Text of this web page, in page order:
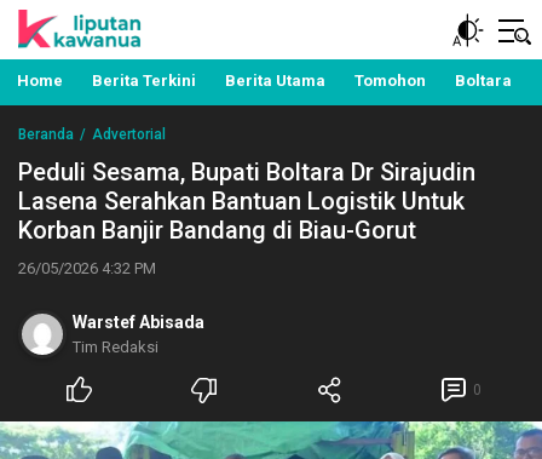
Liputan Kawanua
Berita Manado, Sulawesi Utara, Kawanua, Politik,
Pemerintahan, Hukum Kriminal dan Nasional
Home Berita Terkini Berita Utama Tomohon Boltara
Beranda Advertorial
Peduli Sesama, Bupati Boltara Dr Sirajudin
Lasena Serahkan Bantuan Logistik Untuk
Korban Banjir Bandang di Biau-Gorut
26/05/2026 4:32 PM
Warstef Abisada
Tim Redaksi
0